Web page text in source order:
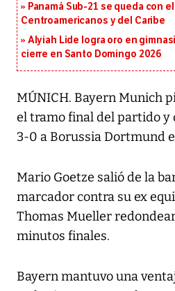
Panamá Sub-21 se queda con
Centroamericanos y del Caribe
Alyiah Lide logra oro en
cierre en Santo Domingo 2026
MÚNICH. Bayern Munich
el tramo final del partido y
3-0 a Borussia Dortmund
Mario Goetze salió de la
marcador contra su ex
Thomas Mueller
minutos finales.
Bayern mantuvo una